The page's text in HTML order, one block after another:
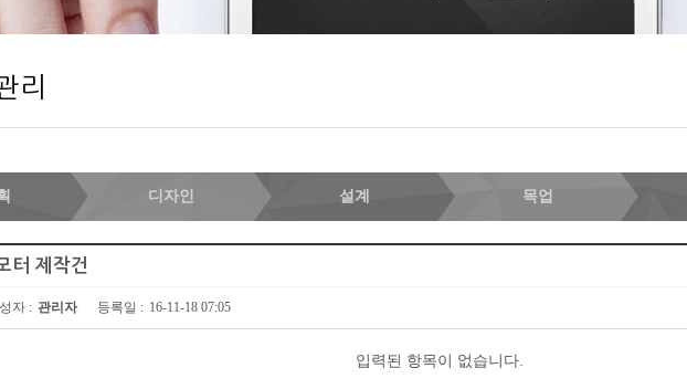
리
디자인 설계 목업
터 제작건
자 : 관리자 등록일 : 16-11-18 07:05
입력된 항목이 없습니다.